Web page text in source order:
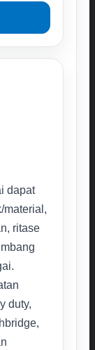
dapat
material,
ritase
duty,